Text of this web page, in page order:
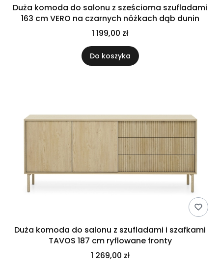
Duża komoda do salonu z sześcioma szufladami
163 cm VERO na czarnych nóżkach dąb dunin
1 199,00 zł
Do koszyka
Duża komoda do salonu z szufladami i szafkami
TAVOS 187 cm ryflowane fronty
1 269,00 zł